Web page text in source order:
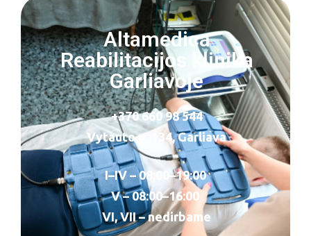
Altamedica
Reabilitacijos klinika
Garliavoje
+370 660 98 544
Vytauto g. 134, Garliava
I–IV – 08:00–19:00
V – 08:00–16:00
VI, VII – nedirbame